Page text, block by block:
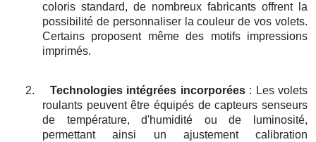
coloris standard, de nombreux fabricants offrent la
possibilité de personnaliser la couleur de vos volets.
Certains proposent même des motifs impressions
imprimés.
2. Technologies intégrées incorporées: Les volets
roulants peuvent être équipés de capteurs senseurs
de température, d'humidité ou de luminosité,
permettant ainsi un ajustement calibration